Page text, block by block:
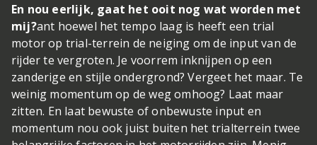
En nou eerlijk, gaat het ooit nog wat worden met
mij?ant hoewel het tempo laag is heeft een trial
motor op trial-terrein de neiging om de input van de
rijder te vergroten. Je voorrem inknijpen op een
zanderige en stijle ondergrond? Vergeet het maar. Te
weinig momentum op de weg omhoog? Laat maar
zitten. En laat bewuste of onbewuste input en
momentum nou ook juist buiten het trialterrein twee